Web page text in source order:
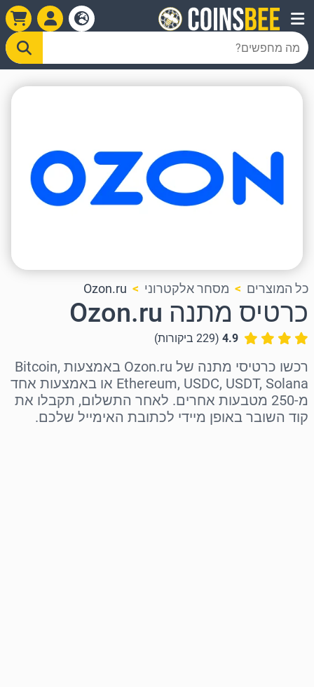
כל המוצרים מסחר אלקטרוני Ozon.ru
כרטיס מתנה Ozon.ru
4.9
(
229 ביקורות)
רכשו כרטיסי מתנה של Ozon.ru באמצעות Bitcoin,
Ethereum, USDC, USDT, Solana או באמצעות אחד
מ-250 מטבעות אחרים. לאחר התשלום, תקבלו את
קוד השובר באופן מיידי לכתובת האימייל שלכם.